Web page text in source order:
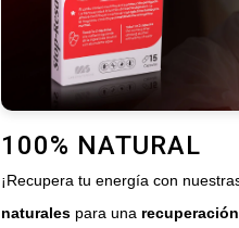
100% NATURAL
¡Recupera tu energía con
naturales para una